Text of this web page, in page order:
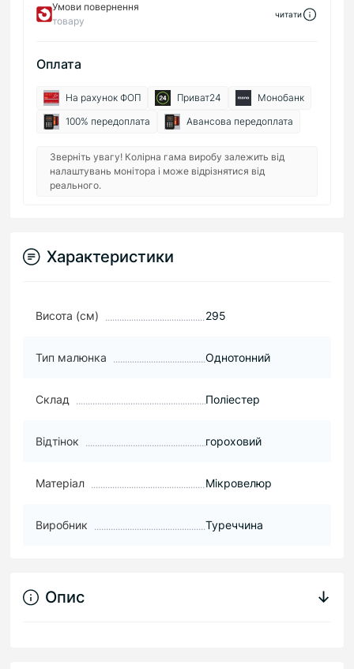
Умови повернення
товару
читати
Оплата
На рахунок ФОП Приват24
Монобанк
100% передоплата
Авансова передоплата
Зверніть увагу! Колірна гама виробу залежить від
налаштувань монітора і може відрізнятися від
реального.
Характеристики
Висота (см) 295
Тип малюнка Однотонний
Склад Поліестер
Відтінок гороховий
Матеріал Мікровелюр
Виробник Туреччина
Опис ↓